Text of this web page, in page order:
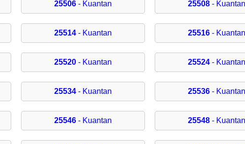
25506 - Kuantan 25508- Kuantan
25514 - Kuantan 25516- Kuantan
25520 - Kuantan 25524- Kuantan
25534 - Kuantan 25536- Kuantan
25546 - Kuantan 25548- Kuantan